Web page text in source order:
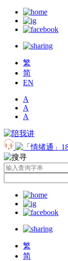
繁
简
EN
A
A
A
繁
简